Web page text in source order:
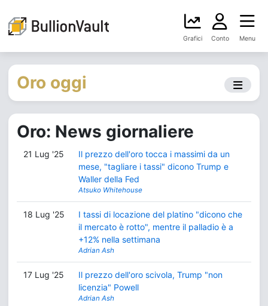
Grafici Conto Menu
Oro oggi
Oro: News giornaliere
21 Lug '25
Il prezzo dell'oro tocca i massimi da un
mese, "tagliare i tassi" dicono Trump e
Waller della Fed
Atsuko Whitehouse
18 Lug '25
I tassi di locazione del platino "dicono che
il mercato è rotto", mentre il palladio è a
+12% nella settimana
Adrian Ash
17 Lug '25
Il prezzo dell'oro scivola, Trump "non
licenzia" Powell
Adrian Ash